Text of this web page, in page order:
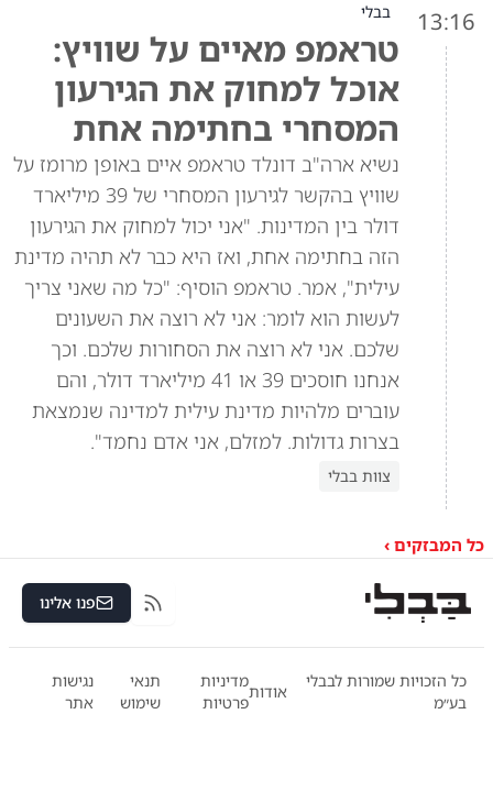
13:16 בבלי
טראמפ מאיים על שוויץ:
אוכל למחוק את הגירעון
המסחרי בחתימה אחת
נשיא ארה"ב דונלד טראמפ איים באופן מרומז על
שוויץ בהקשר לגירעון המסחרי של 39 מיליארד
דולר בין המדינות. "אני יכול למחוק את הגירעון
הזה בחתימה אחת, ואז היא כבר לא תהיה מדינת
עילית", אמר. טראמפ הוסיף: "כל מה שאני צריך
לעשות הוא לומר: אני לא רוצה את השעונים
שלכם. אני לא רוצה את הסחורות שלכם. וכך
אנחנו חוסכים 39 או 41 מיליארד דולר, והם
עוברים מלהיות מדינת עילית למדינה שנמצאת
בצרות גדולות. למזלם, אני אדם נחמד".
צוות בבלי
כל המבזקים ›
RSS פנו אלינו
כל הזכויות שמורות לבבלי
בע״מ
אודות
מדיניות
פרטיות
תנאי
שימוש
נגישות
אתר